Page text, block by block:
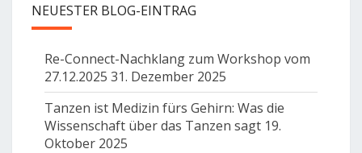
NEUESTER BLOG-EINTRAG
Re-Connect-Nachklang zum Workshop vom
27.12.2025 31. Dezember 2025
Tanzen ist Medizin fürs Gehirn: Was die
Wissenschaft über das Tanzen sagt 19.
Oktober 2025